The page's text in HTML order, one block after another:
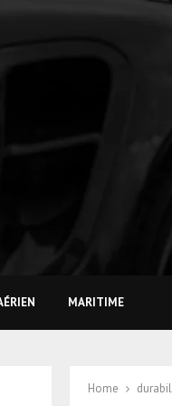
MARITIME
Home